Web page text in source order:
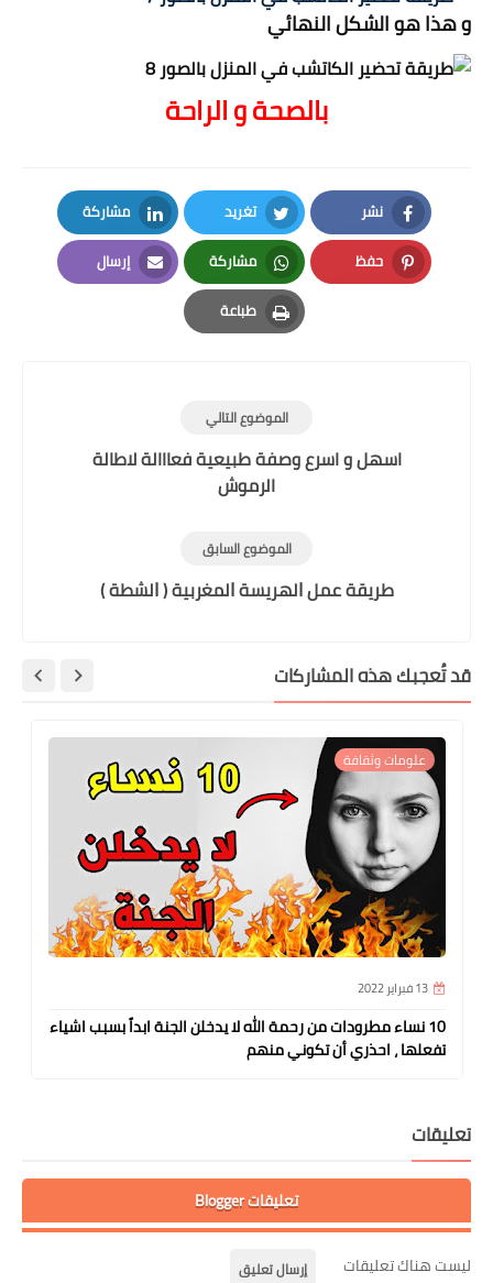
و هذا هو الشكل النهائي
بالصحة و الراحة
نشر
Facebook
تغريد
Twitter
مشاركة
LinkedIn
حفظ
Pinterest
مشاركة
Whatsapp
إرسال
Email
طباعة
Print
الموضوع التالي
اسهل و اسرع وصفة طبيعية فعااالة لاطالة
الرموش
الموضوع السابق
ﻃﺮﻳﻘﺔ ﻋﻤﻞ ﺍﻟﻬﺮﻳﺴﺔ ﺍﻟﻤﻐﺮﺑﻴﺔ ( ﺍﻟﺸﻄﺔ )
قد تُعجبك هذه المشاركات
علومات وثقافة
13 فبراير 2022
10 نساء مطرودات من رحمة الله لا يدخلن الجنة ابداً بسبب اشياء
تفعلها ، احذري أن تكوني منهم
تعليقات
تعليقات Blogger
ليست هناك تعليقات إرسال تعليق